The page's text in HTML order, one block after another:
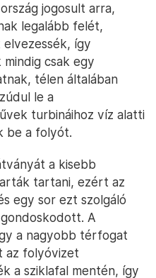
jogosult arra,
legalább felét,
így
csak egy
télen általában
le a
turbináihoz víz alatti
be a folyót.
a kisebb
tartani, ezért az
egy sor ezt szolgáló
A
a nagyobb térfogat
az folyóvizet
a sziklafal mentén, így